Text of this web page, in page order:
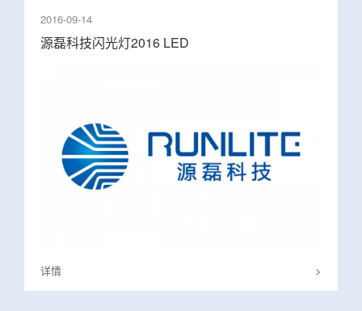
2016-09-14
源磊科技闪光灯2016 LED
详情 >